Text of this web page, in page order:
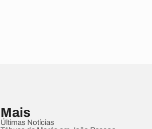
Mais
Últimas Notícias